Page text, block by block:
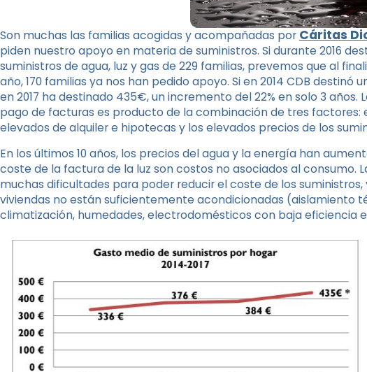
Son muchas las familias acogidas y acompañadas por Cáritas
piden nuestro apoyo en materia de suministros. Si durante 2016
suministros de agua, luz y gas de 229 familias, prevemos que al
año, 170 familias ya nos han pedido apoyo. Si en 2014 CDB destinó
en 2017 ha destinado 435€, un incremento del 22% en solo 3
pago de facturas es producto de la combinación de tres factores:
elevados de alquiler e hipotecas y los elevados precios de los
En los últimos 10 años, los precios del agua y la energía han
coste de la factura de la luz son costos no asociados al consumo.
muchas dificultades para poder reducir el coste de los
viviendas no están suficientemente acondicionadas (aislamiento
climatización, humedades, electrodomésticos con baja eficiencia